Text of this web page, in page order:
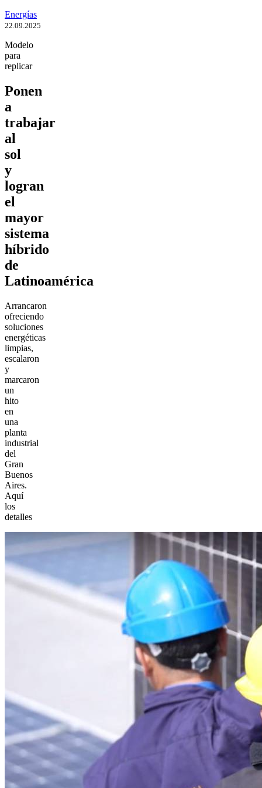
Energías
22.09.2025
Modelo
para
replicar
Ponen
a
trabajar
al
sol
y
logran
el
mayor
sistema
híbrido
de
Latinoamérica
Arrancaron
ofreciendo
soluciones
energéticas
limpias,
escalaron
y
marcaron
un
hito
en
una
planta
industrial
del
Gran
Buenos
Aires.
Aquí
los
detalles